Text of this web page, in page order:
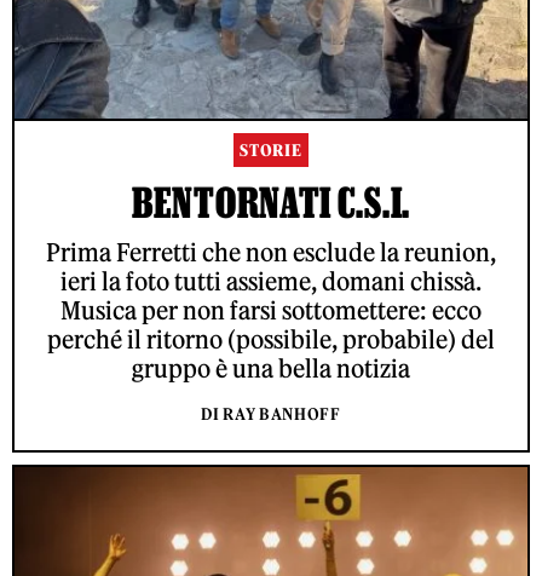
STORIE
BENTORNATI C.S.I.
Prima Ferretti che non esclude la reunion,
ieri la foto tutti assieme, domani chissà.
Musica per non farsi sottomettere: ecco
perché il ritorno (possibile, probabile) del
gruppo è una bella notizia
DI RAY BANHOFF